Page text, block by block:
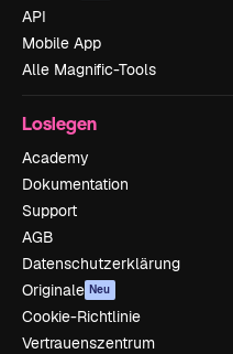
API
Mobile App
Alle Magnific-Tools
Loslegen
Academy
Dokumentation
Support
AGB
Datenschutzerklärung
Originale Neu
Cookie-Richtlinie
Vertrauenszentrum